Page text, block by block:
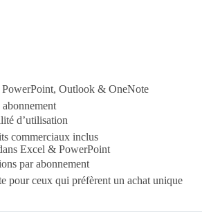
Outlook & OneNote
d’utilisation
commerciaux inclus
Excel & PowerPoint
par abonnement
pour ceux qui préfèrent un achat unique